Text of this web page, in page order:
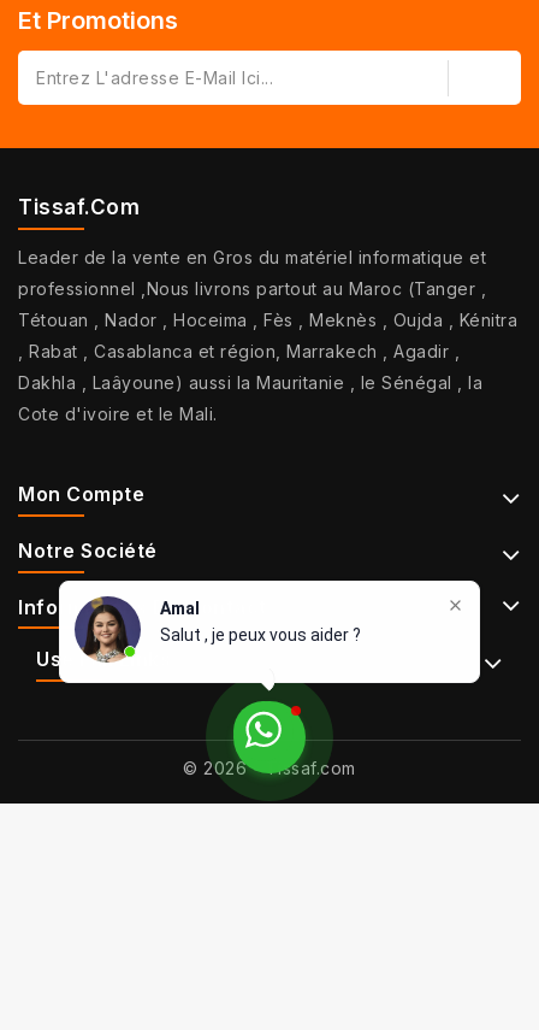
Amal
Salut , je peux vous aider ?
Et Promotions
Tissaf.com
Leader de la vente en Gros du matériel informatique et
professionnel ,Nous livrons partout au Maroc (Tanger ,
Tétouan , Nador , Hoceima , Fès , Meknès , Oujda , Kénitra
, Rabat , Casablanca et région, Marrakech , Agadir ,
Dakhla , Laâyoune) aussi la Mauritanie , le Sénégal , la
Cote d'ivoire et le Mali.
Mon Compte
Notre Société
Informations De Contact
Use Full Links
© 2026 - Tissaf.com